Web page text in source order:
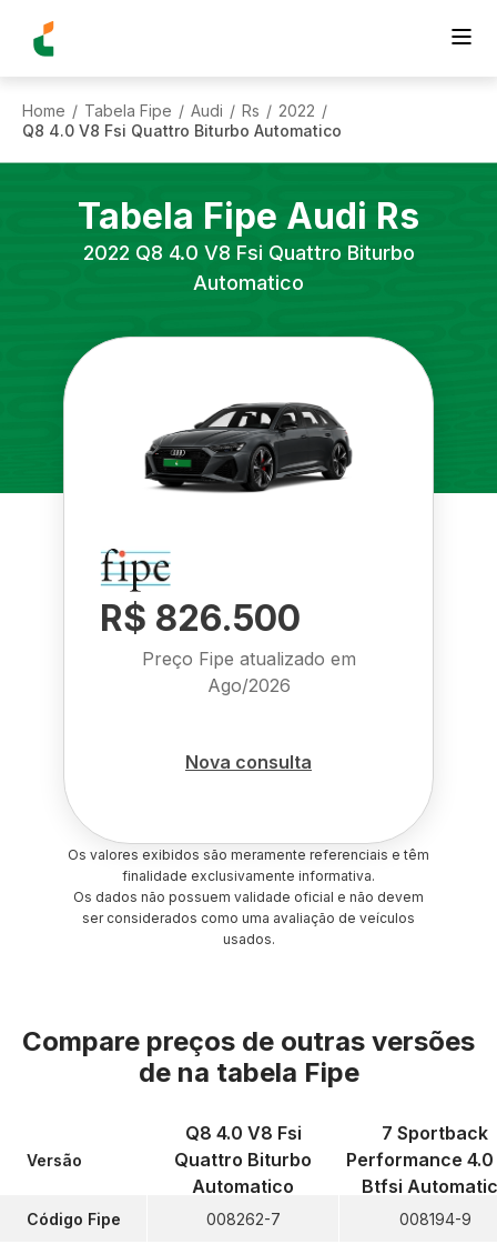
Home / Tabela Fipe / Audi / Rs / 2022 /
Q8 4.0 V8 Fsi Quattro Biturbo Automatico
Tabela Fipe Audi Rs
2022 Q8 4.0 V8 Fsi Quattro Biturbo
Automatico
R$ 826.500
Preço Fipe atualizado em
Ago/2026
Nova consulta
Os valores exibidos são meramente referenciais e têm
finalidade exclusivamente informativa.
Os dados não possuem validade oficial e não devem
ser considerados como uma avaliação de veículos
usados.
Compare preços de outras versões
de na tabela Fipe
Versão
Código Fipe
Q8 4.0 V8 Fsi
Quattro Biturbo
Automatico
008262-7
7 Sportback
Performance
Btfsi
008194-9